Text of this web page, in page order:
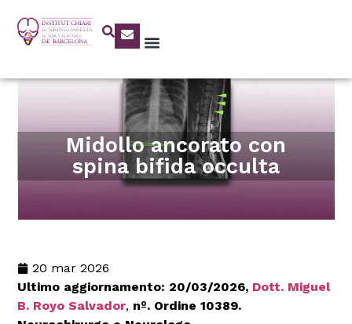
Midollo ancorato con
spina bifida occulta
20 mar 2026
Ultimo aggiornamento: 20/03/2026, Dott. Miguel
B. Royo Salvador, nº. Ordine 10389.